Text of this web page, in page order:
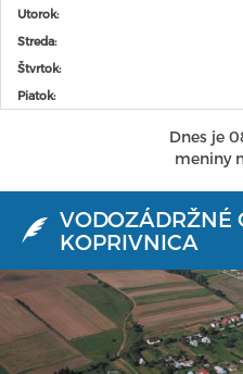
Utorok:
Streda:
Štvrtok:
Piatok:
Dnes je
meniny
VODOZÁDRŽNÉ
KOPRIVNICA